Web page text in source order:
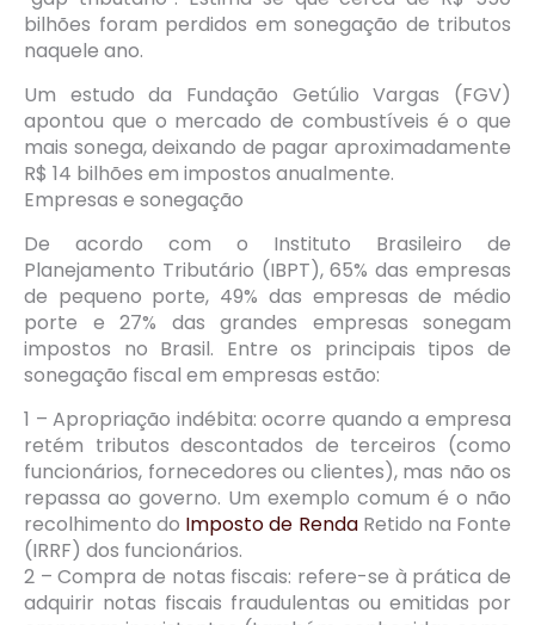
bilhões foram perdidos em sonegação de tributos
naquele ano.
Um estudo da Fundação Getúlio Vargas (FGV)
apontou que o mercado de combustíveis é o que
mais sonega, deixando de pagar aproximadamente
R$ 14 bilhões em impostos anualmente.
Empresas e sonegação
De acordo com o Instituto Brasileiro de
Planejamento Tributário (IBPT), 65% das empresas
de pequeno porte, 49% das empresas de médio
porte e 27% das grandes empresas sonegam
impostos no Brasil. Entre os principais tipos de
sonegação fiscal em empresas estão:
1 – Apropriação indébita: ocorre quando a empresa
retém tributos descontados de terceiros (como
funcionários, fornecedores ou clientes), mas não os
repassa ao governo. Um exemplo comum é o não
recolhimento do Imposto de RendaRetido na Fonte
(IRRF) dos funcionários.
2 – Compra de notas fiscais: refere-se à prática de
adquirir notas fiscais fraudulentas ou emitidas por